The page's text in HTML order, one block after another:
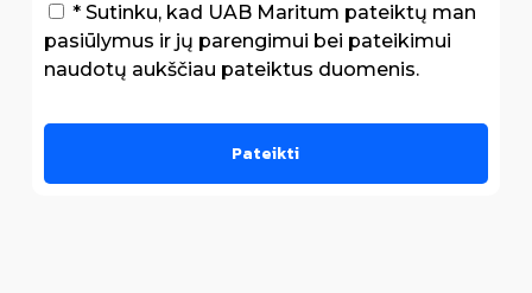
* Sutinku, kad UAB Maritum pateiktų man
pasiūlymus ir jų parengimui bei pateikimui
naudotų aukščiau pateiktus duomenis.